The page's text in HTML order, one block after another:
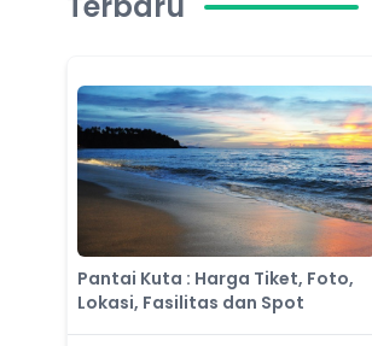
Pantai Kuta : Harga Tiket, Foto,
Lokasi, Fasilitas dan Spot